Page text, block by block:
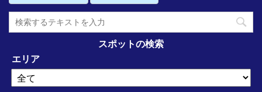
スポットの検索
エリア